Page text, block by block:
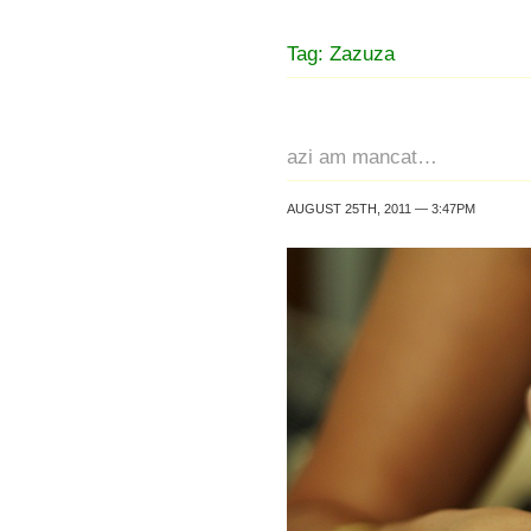
Tag: Zazuza
azi am mancat…
AUGUST 25TH, 2011 — 3:47PM